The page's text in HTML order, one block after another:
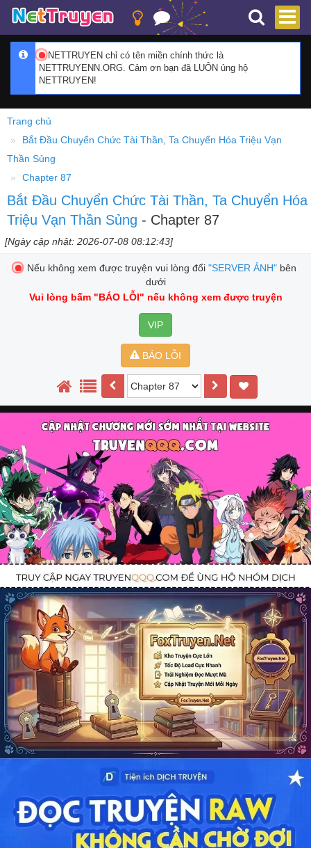
NETTRUYEN chỉ có tên miền chính thức là
NETTRUYENN.ORG. Cảm ơn bạn đã LUÔN ủng hộ
NETTRUYEN!
Trang chủ
Bắt Đầu Chuyển Chức Tài Thần, Ta Chuyển Hóa Triệu Vạn
Thần Sủng
Chapter 87
Bắt Đầu Chuyển Chức Tài Thần, Ta Chuyển Hóa
Triệu Vạn Thần Sủng - Chapter 87
[Ngày cập nhật: 2026-07-08 08:12:43]
Nếu không xem được truyện vui lòng đổi "SERVER ẢNH"bên
dưới
Vui lòng bấm "BÁO LỖI" nếu không xem được truyện
VIP
BÁO LỖI